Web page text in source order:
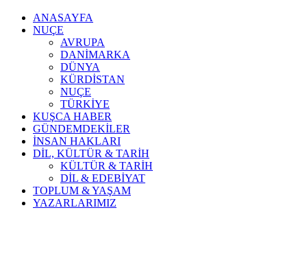
ANASAYFA
NUÇE
AVRUPA
DANİMARKA
DÜNYA
KÜRDİSTAN
NUÇE
TÜRKİYE
KUŞCA HABER
GÜNDEMDEKİLER
İNSAN HAKLARI
DİL, KÜLTÜR & TARİH
KÜLTÜR & TARİH
DİL & EDEBİYAT
TOPLUM & YAŞAM
YAZARLARIMIZ